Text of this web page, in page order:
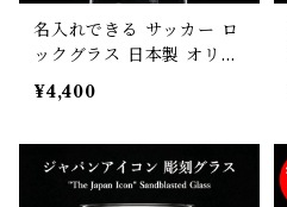
名入れできる サッカー ロ
ックグラス 日本製 オリジ
ナルギフト 卒団記念 誕生
日プレゼント 背番号 砂吹
¥4,400